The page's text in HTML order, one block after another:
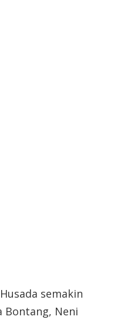
semakin
Bontang, Neni